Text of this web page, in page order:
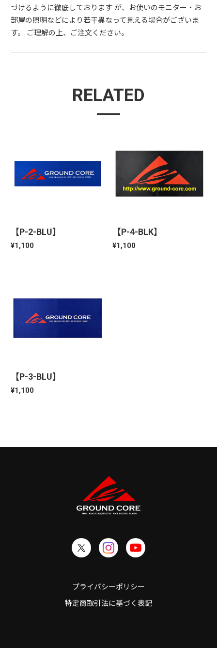
づけるように徹底しております が、お使いのモニター・お
部屋の照明などにより若干異なって見える場合がございま
す。 ご理解の上、ご注文ください。
RELATED
【P-2-BLU】
¥1,100
【P-4-BLK】
¥1,100
【P-3-BLU】
¥1,100
プライバシーポリシー
特定商取引法に基づく表記